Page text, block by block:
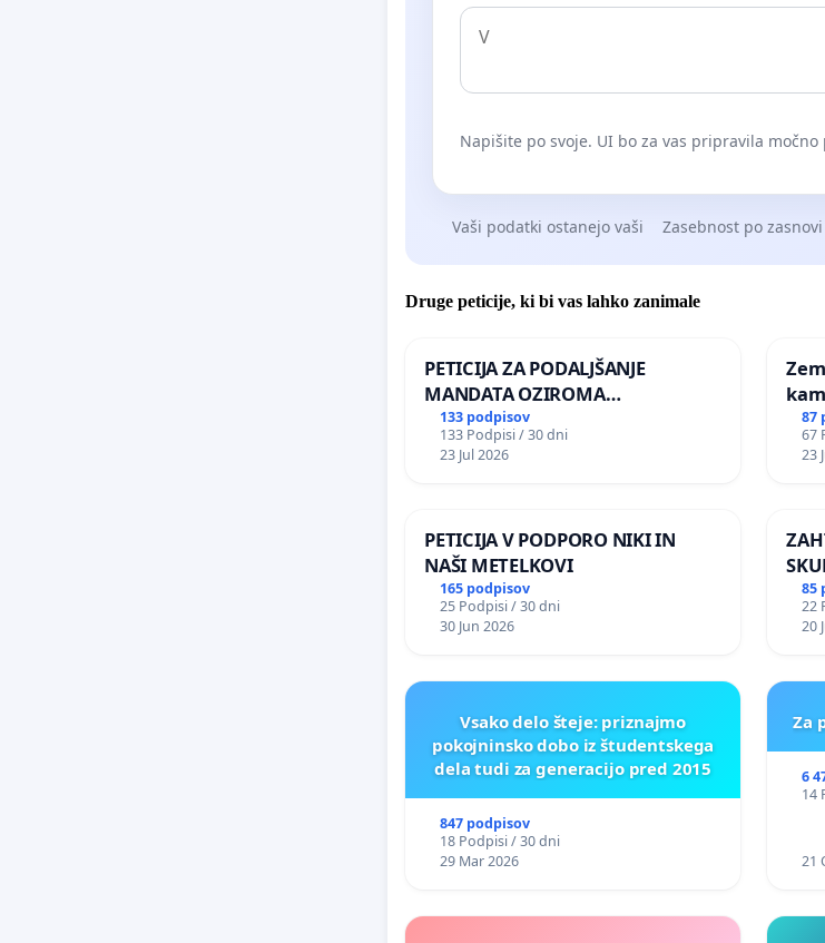
Napišite po svoje. UI bo za vas pripravila močno
Vaši podatki ostanejo vaši Zasebnost po zasnovi
Druge peticije, ki bi vas lahko zanimale
PETICIJA ZA PODALJŠANJE
MANDATA OZIROMA
ČIMPREJŠNJO PONOVNO
NAPOTITEV GOSPODA BERNARDA
ŠRAJNERJA NA VELEPOSLANIŠTVO
133 podpisov
133 Podpisi / 30 dni
23 Jul 2026
87
67
23
PETICIJA V PODPORO NIKI IN
NAŠI METELKOVI
165 podpisov
25 Podpisi / 30 dni
30 Jun 2026
85
22
20
Vsako delo šteje: priznajmo
pokojninsko dobo iz študentskega
dela tudi za generacijo pred 2015
847 podpisov
18 Podpisi / 30 dni
29 Mar 2026
Za
6
14
21